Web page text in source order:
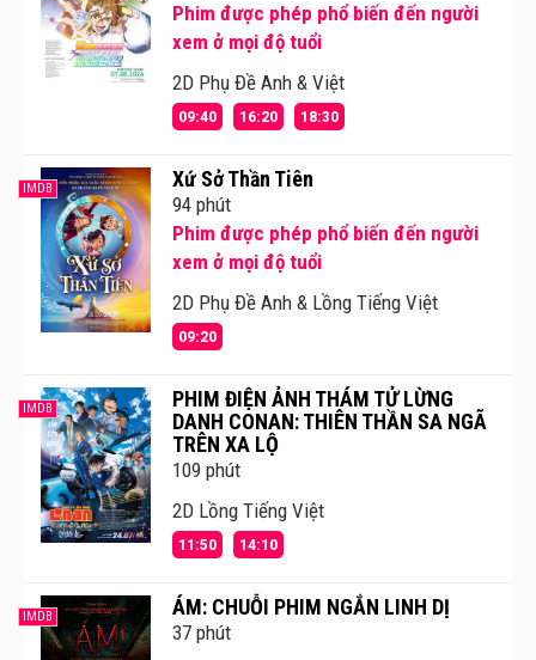
Phim được phép phổ biến đến người
xem ở mọi độ tuổi
2D Phụ Đề Anh & Việt
09:40 16:20 18:30
IMDB Xứ Sở Thần Tiên
94 phút
Phim được phép phổ biến đến người
xem ở mọi độ tuổi
2D Phụ Đề Anh & Lồng Tiếng Việt
09:20
IMDB
PHIM ĐIỆN ẢNH THÁM TỬ LỪNG
DANH CONAN: THIÊN THẦN SA NGÃ
TRÊN XA LỘ
109 phút
2D Lồng Tiếng Việt
11:50 14:10
IMDB ÁM: CHUỖI PHIM NGẮN LINH DỊ
37 phút